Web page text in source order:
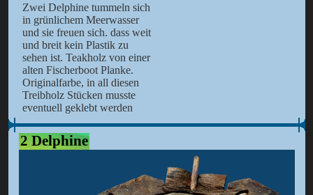
Zwei Delphine tummeln sich
in grünlichem Meerwasser
und sie freuen sich. dass weit
und breit kein Plastik zu
sehen ist. Teakholz von einer
alten Fischerboot Planke.
Originalfarbe, in all diesen
Treibholz Stücken musste
eventuell geklebt werden
2 Delphine